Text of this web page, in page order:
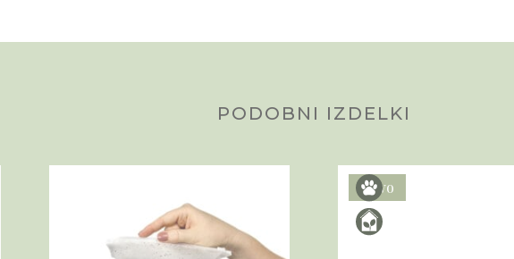
PODOBNI IZDELKI
Novo